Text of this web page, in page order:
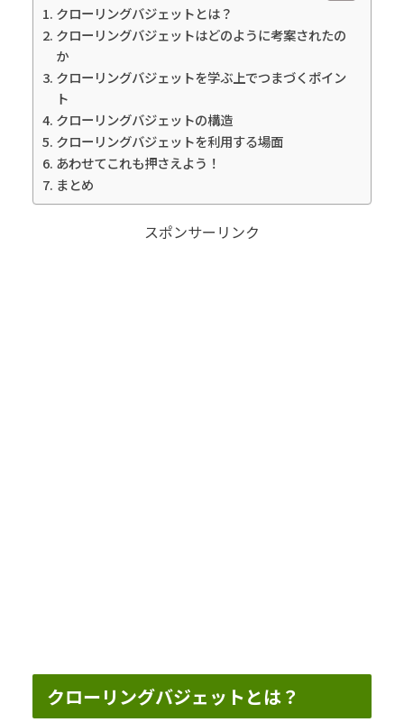
クローリングバジェットとは？
クローリングバジェットはどのように考案されたの
か
クローリングバジェットを学ぶ上でつまづくポイン
ト
クローリングバジェットの構造
クローリングバジェットを利用する場面
あわせてこれも押さえよう！
まとめ
スポンサーリンク
クローリングバジェットとは？